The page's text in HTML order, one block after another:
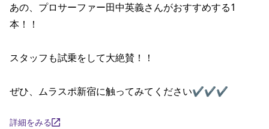
あの、プロサーファー田中英義さんがおすすめする1
本！！
スタッフも試乗をして大絶賛！！
ぜひ、ムラスポ新宿に触ってみてください✔✔✔
詳細をみる